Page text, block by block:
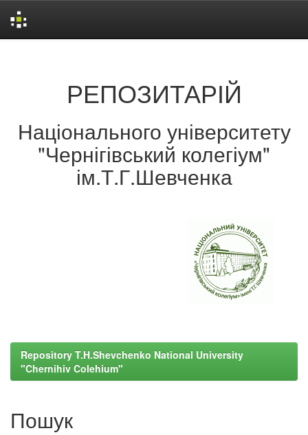
РЕПОЗИТАРІЙ
Національного університету
"Чернігівський колегіум"
ім.Т.Г.Шевченка
Repository T.H.Shevchenko National University
"Chernihiv Colehium"
Пошук